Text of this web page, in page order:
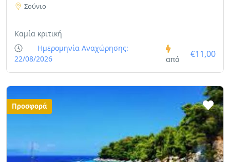
Σούνιο
Καμία κριτική
Ημερομηνία Αναχώρησης:
22/08/2026
από €11,00
Προσφορά